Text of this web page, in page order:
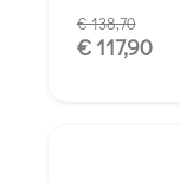
€ 138,70
€ 117,90